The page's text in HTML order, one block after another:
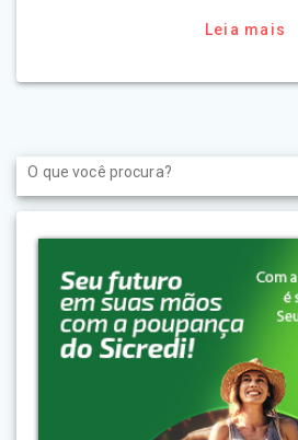
Leia mais
Search
for: